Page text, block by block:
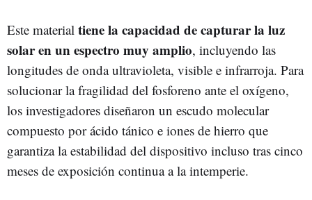
Este material tiene la capacidad de capturar la luz
solar en un espectro muy amplio, incluyendo las
longitudes de onda ultravioleta, visible e infrarroja. Para
solucionar la fragilidad del fosforeno ante el oxígeno,
los investigadores diseñaron un escudo molecular
compuesto por ácido tánico e iones de hierro que
garantiza la estabilidad del dispositivo incluso tras cinco
meses de exposición continua a la intemperie.